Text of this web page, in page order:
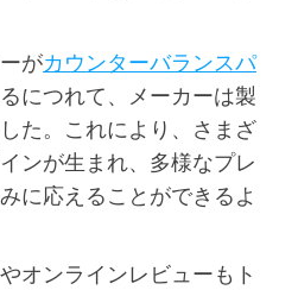
がカウンターバランスパ
につれて、メーカーは製
た。これにより、さまざ
ンが生まれ、多様なプレ
に応えることができるよ
オンラインレビューもト